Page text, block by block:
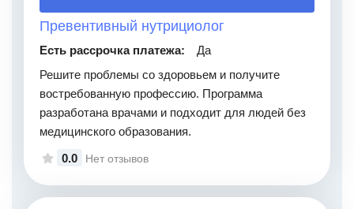
Превентивный нутрициолог
Есть рассрочка платежа:
Да
Решите проблемы со здоровьем и получите
востребованную профессию. Программа
разработана врачами и подходит для людей без
медицинского образования.
0.0
Нет отзывов